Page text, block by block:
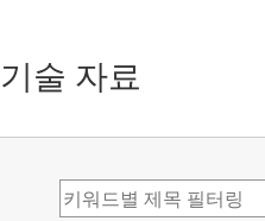
기술 자료